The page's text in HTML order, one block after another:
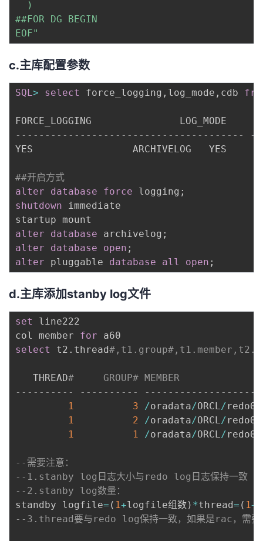
  )
##FOR DG BEGIN
EOF"
c.主库配置参数
SQL> select force_logging , log_mode , cdb
---------------------------------------
YES					ARCHIVELOG   YES
##开启方式
alter
database force logging ;
shutdown immediate
alter
database archivelog ;
alter
database open ;
alter pluggable database all open ;
d.主库添加stanby log文件
set
line222
col member for
select
t2 . thread
   THREAD
#     GROUP# MEMBER
---------- ----------
1
3 /oradata/ORCL/redo03
1
2 /oradata/ORCL/redo02
1
1 /oradata/ORCL/redo01
--需要注意：
--1.stanby log日志大小与redo log日志保持一致
--2.stanby log数量：
standby logfile= ( 1+logfile组数) *thread= ( 1+
--3.thread要与redo log保持一致，如果是rac，需